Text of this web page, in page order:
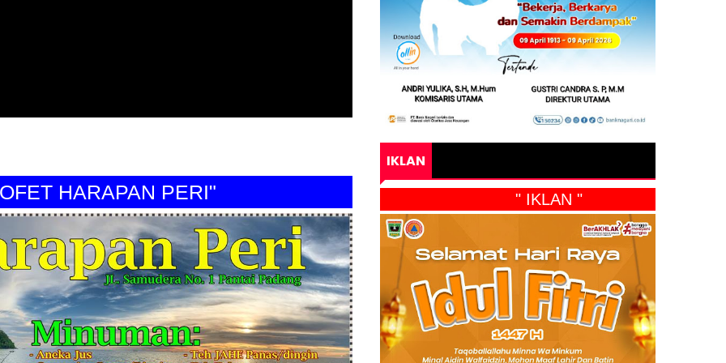
HARAPAN PERI"
IKLAN
" IKLAN "